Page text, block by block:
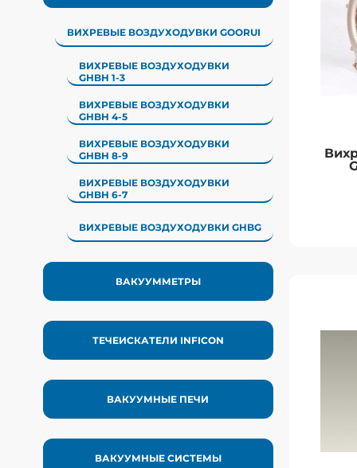
ВИХРЕВЫЕ ВОЗДУХОДУВКИ GOORUI
ВИХРЕВЫЕ ВОЗДУХОДУВКИ
GHBH 1-3
ВИХРЕВЫЕ ВОЗДУХОДУВКИ
GHBH 4-5
ВИХРЕВЫЕ ВОЗДУХОДУВКИ
GHBH 8-9
ВИХРЕВЫЕ ВОЗДУХОДУВКИ
GHBH 6-7
ВИХРЕВЫЕ ВОЗДУХОДУВКИ GHBG
ВАКУУММЕТРЫ
ТЕЧЕИСКАТЕЛИ INFICON
ВАКУУМНЫЕ ПЕЧИ
ВАКУУМНЫЕ СИСТЕМЫ